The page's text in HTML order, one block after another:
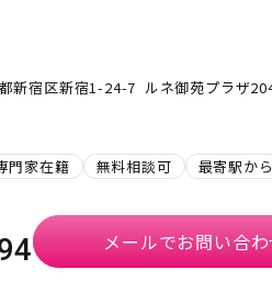
新宿区新宿1-24-7 ルネ御苑プラザ
門家在籍 無料相談可 最寄駅か
メールでお問い合